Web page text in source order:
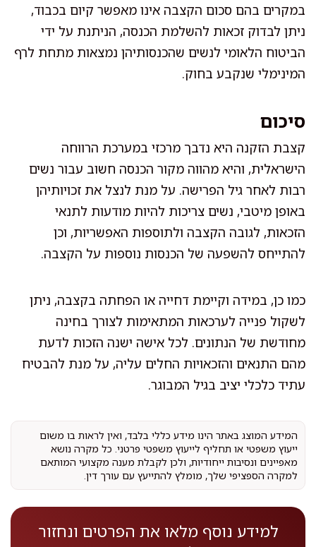
במקרים בהם סכום הקצבה אינו מאפשר קיום בכבוד,
ניתן לבדוק זכאות להשלמת הכנסה, הניתנת על ידי
הביטוח הלאומי לנשים שהכנסותיהן נמצאות מתחת לרף
המינימלי שנקבע בחוק.
סיכום
קצבת הזקנה היא נדבך מרכזי במערכת הרווחה
הישראלית, והיא מהווה מקור הכנסה חשוב עבור נשים
רבות לאחר גיל הפרישה. על מנת לנצל את זכויותיהן
באופן מיטבי, נשים צריכות להיות מודעות לתנאי
הזכאות, לגובה הקצבה ולתוספות האפשריות, וכן
להתייחס להשפעה של הכנסות נוספות על הקצבה.
כמו כן, במידה וקיימת דחייה או הפחתה בקצבה, ניתן
לשקול פנייה לערכאות המתאימות לצורך בחינה
מחודשת של הנתונים. לכל אישה ישנה הזכות לדעת
מהם התנאים והזכאויות החלים עליה, על מנת להבטיח
עתיד כלכלי יציב בגיל המבוגר.
המידע המוצג באתר הינו מידע כללי בלבד, ואין לראות בו משום
ייעוץ משפטי או תחליף לייעוץ משפטי פרטני. כל מקרה נושא
מאפיינים ונסיבות ייחודיות, ולכן לקבלת מענה מקצועי המותאם
למקרה הספציפי שלך, מומלץ להתייעץ עם עורך דין.
למידע נוסף מלאו את הפרטים ונחזור